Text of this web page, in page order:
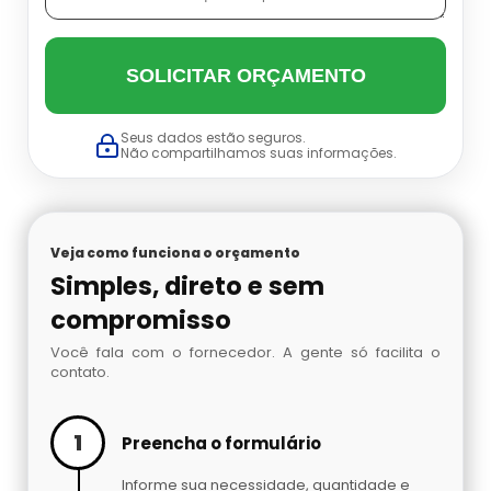
Distribuidora De Conjunto Autônomo
Máscara De Oxigênio Com Cilindro
Acetileno Para Absorção Atômica
Venda De Nitrogênio Gasoso
Nitrogênio Líquido
Cilindro De Oxigenio Portatil Aluguel
Cilindro Para Oxigênio
Cilindro De Oxigenio Valor
Cilindro Oxigenio 3 Litros
Cilindro De Oxigênio 3 Litros
Preço De Ar Mandado
Venda De Ar Mandado
SOLICITAR ORÇAMENTO
Seus dados estão seguros.
Não compartilhamos suas informações.
Veja como funciona o orçamento
Simples, direto e sem
compromisso
Você fala com o fornecedor. A gente só facilita o
contato.
1 Preencha o formulário
Informe sua necessidade, quantidade e